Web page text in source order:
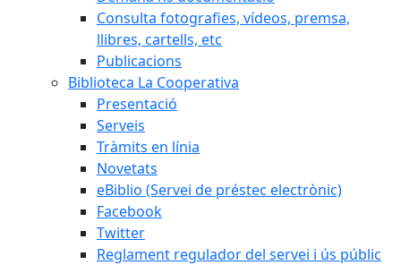
Consulta fotografies, vídeos, premsa,
llibres, cartells, etc
Publicacions
Biblioteca La Cooperativa
Presentació
Serveis
Tràmits en línia
Novetats
eBiblio (Servei de préstec electrònic)
Facebook
Twitter
Reglament regulador del servei i ús públic